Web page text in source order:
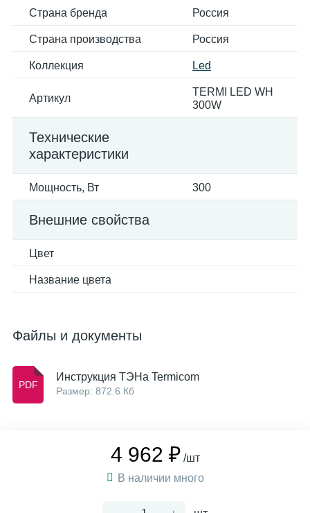
Страна бренда Россия
Страна производства Россия
Коллекция Led
Артикул
TERMI LED WH
300W
Технические
характеристики
Мощность, Вт 300
Внешние свойства
Цвет
Название цвета
Файлы и документы
Инструкция ТЭНа Termicom
Размер: 872.6 Кб
4 962 ₽ /шт
В наличии много